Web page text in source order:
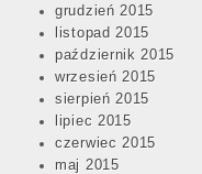
grudzień 2015
listopad 2015
październik 2015
wrzesień 2015
sierpień 2015
lipiec 2015
czerwiec 2015
maj 2015